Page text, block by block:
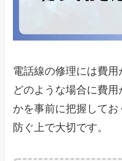
電話線の修理には費用
どのような場合に費
かを事前に把握して
防ぐ上で大切です。